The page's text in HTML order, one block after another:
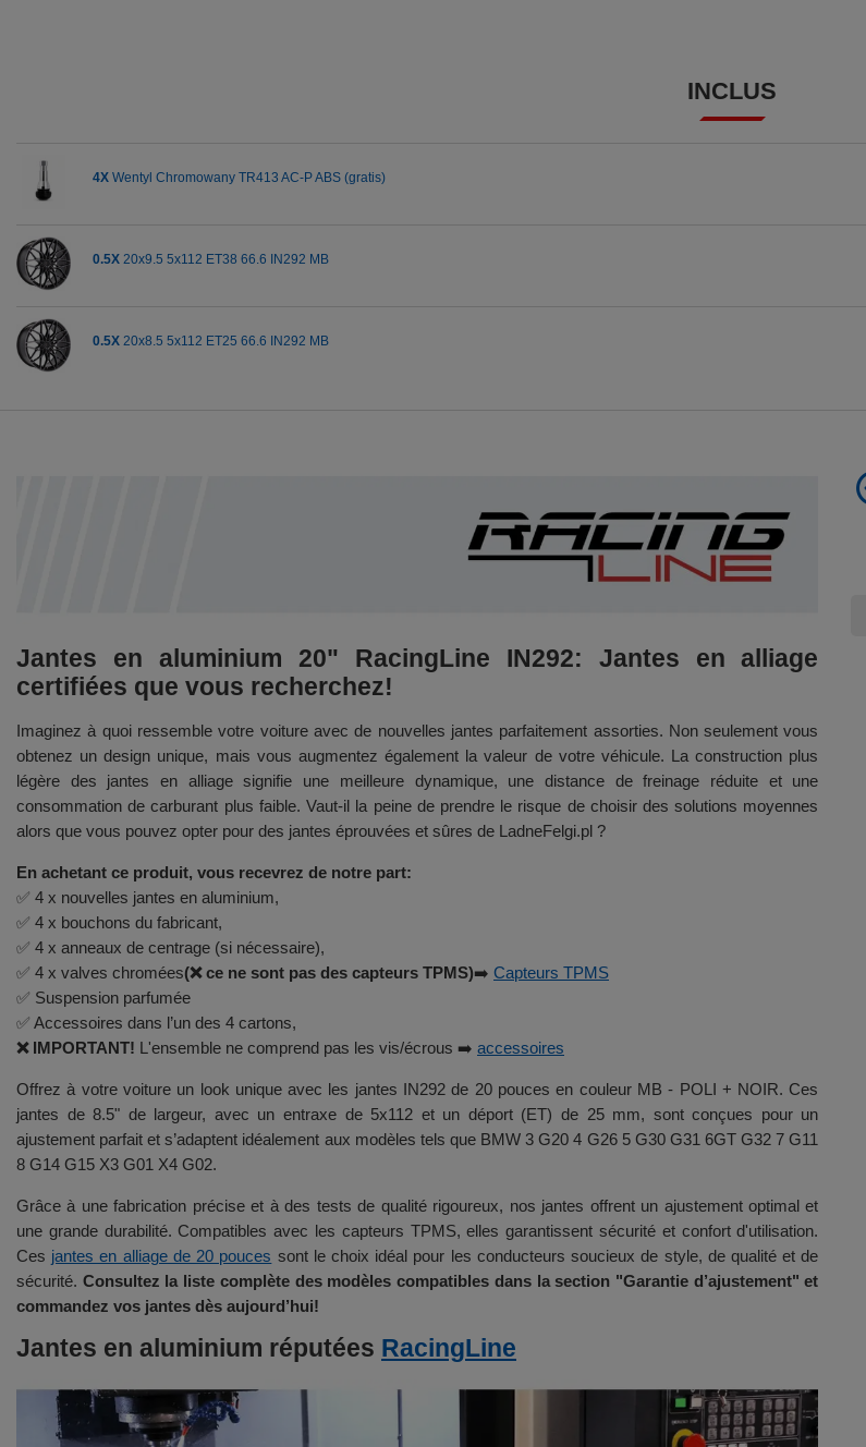
INCLUS
4X Wentyl Chromowany TR413 AC-P ABS (gratis)
0.5X 20x9.5 5x112 ET38 66.6 IN292 MB
0.5X 20x8.5 5x112 ET25 66.6 IN292 MB
Jantes en aluminium 20" RacingLine IN292: Jantes en alliage
certifiées que vous recherchez!
Imaginez à quoi ressemble votre voiture avec de nouvelles jantes parfaitement assorties. Non seulement vous
obtenez un design unique, mais vous augmentez également la valeur de votre véhicule. La construction plus
légère des jantes en alliage signifie une meilleure dynamique, une distance de freinage réduite et une
consommation de carburant plus faible. Vaut-il la peine de prendre le risque de choisir des solutions moyennes
alors que vous pouvez opter pour des jantes éprouvées et sûres de LadneFelgi.pl ?
En achetant ce produit, vous recevrez de notre part:
✅ 4 x nouvelles jantes en aluminium,
✅ 4 x bouchons du fabricant,
✅ 4 x anneaux de centrage (si nécessaire),
✅ 4 x valves chromées(❌ ce ne sont pas des capteurs TPMS)➡️ Capteurs TPMS
✅ Suspension parfumée
✅ Accessoires dans l’un des 4 cartons,
❌ IMPORTANT! L'ensemble ne comprend pas les vis/écrous ➡️ accessoires
Offrez à votre voiture un look unique avec les jantes IN292 de 20 pouces en couleur MB - POLI + NOIR. Ces
jantes de 8.5" de largeur, avec un entraxe de 5x112 et un déport (ET) de 25 mm, sont conçues pour un
ajustement parfait et s’adaptent idéalement aux modèles tels que BMW 3 G20 4 G26 5 G30 G31 6GT G32 7 G11
8 G14 G15 X3 G01 X4 G02.
Grâce à une fabrication précise et à des tests de qualité rigoureux, nos jantes offrent un ajustement optimal et
une grande durabilité. Compatibles avec les capteurs TPMS, elles garantissent sécurité et confort d'utilisation.
Ces jantes en alliage de 20 pouces sont le choix idéal pour les conducteurs soucieux de style, de qualité et de
sécurité. Consultez la liste complète des modèles compatibles dans la section "Garantie d’ajustement" et
commandez vos jantes dès aujourd’hui!
Jantes en aluminium réputées RacingLine